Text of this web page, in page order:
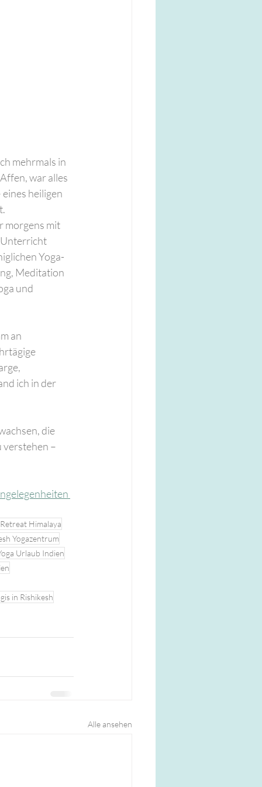
mehrmals in
war alles
heiligen
morgens mit
Unterricht
Yoga-
Meditation
und
an
ich in der
die
verstehen –
Himalaya
Yogazentrum
Urlaub Indien
in Rishikesh
Alle ansehen